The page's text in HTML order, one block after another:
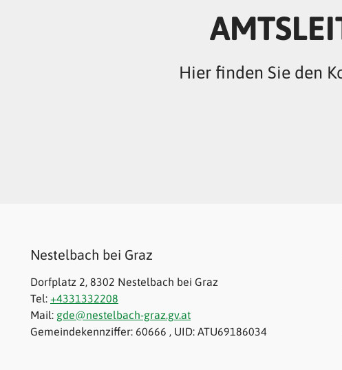
Hier finden Sie den
Nestelbach bei Graz
Dorfplatz 2, 8302 Nestelbach bei Graz
Tel: +4331332208
Mail: gde@nestelbach-graz.gv.at
Gemeindekennziffer: 60666 , UID: ATU69186034